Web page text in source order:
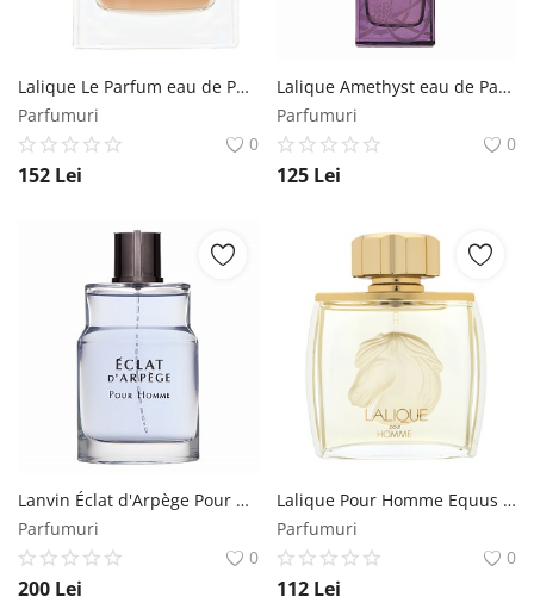
Lalique Le Parfum eau de Parfum pentru femei 100 ml Lalique
Parfumuri
0
152 Lei
Lalique Amethyst eau de Parfum pentru femei 100 ml Lalique
Parfumuri
0
125 Lei
Lanvin Éclat d'Arpège Pour Homme Eau de Toilette bărbați 100 ml Lanvin
Parfumuri
0
200 Lei
Lalique Pour Homme Equus eau de Parfum pentru barbati 75 ml Lalique
Parfumuri
0
112 Lei